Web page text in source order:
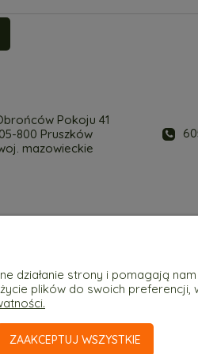
Formy płatności
Czas i koszty dostawy
Pokoju 41
05-800 Pruszków
mazowieckie
działanie strony i pomagają
plików do swoich
ZAAKCEPTUJ WSZYSTKIE